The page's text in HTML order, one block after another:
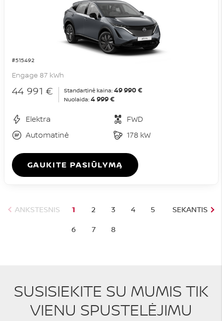
#515492
Engage 87 kWh
44 991 € Standartinė kaina: 49 990 €
Nuolaida: 4 999 €
Elektra
FWD
Automatinė
178 kW
GAUKITE PASIŪLYMĄ
ANKSTESNIS SEKANTIS
1 2 3 4
5
6
7 8
SUSISIEKITE SU MUMIS TIK
VIENU SPUSTELĖJIMU